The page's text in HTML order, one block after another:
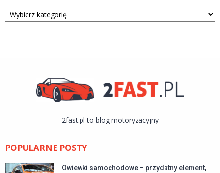
Kategorie
2fast.pl to blog motoryzacyjny
POPULARNE POSTY
Owiewki samochodowe – przydatny element,